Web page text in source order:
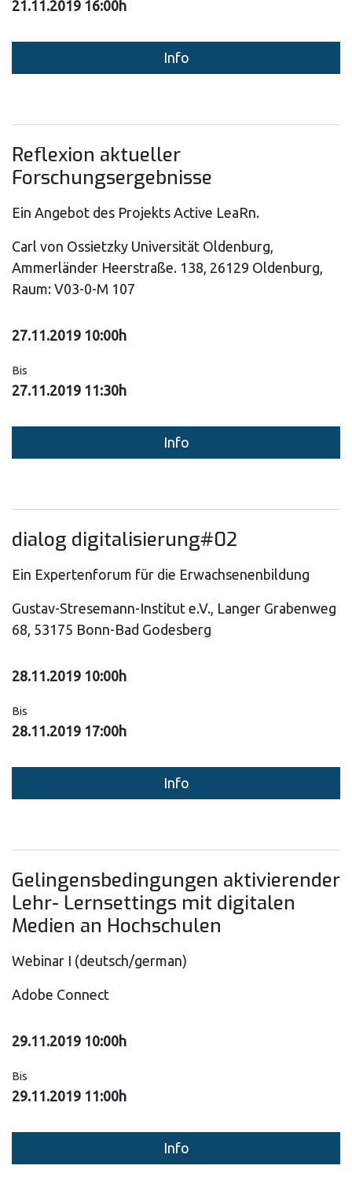
21.11.2019 16:00h
Info
Reflexion aktueller
Forschungsergebnisse
Ein Angebot des Projekts Active LeaRn.
Carl von Ossietzky Universität Oldenburg,
Ammerländer Heerstraße. 138, 26129 Oldenburg,
Raum: V03-0-M 107
27.11.2019 10:00h
Bis
27.11.2019 11:30h
Info
dialog digitalisierung#02
Ein Expertenforum für die Erwachsenenbildung
Gustav-Stresemann-Institut e.V., Langer Grabenweg
68, 53175 Bonn-Bad Godesberg
28.11.2019 10:00h
Bis
28.11.2019 17:00h
Info
Gelingensbedingungen aktivierender
Lehr- Lernsettings mit digitalen
Medien an Hochschulen
Webinar I (deutsch/german)
Adobe Connect
29.11.2019 10:00h
Bis
29.11.2019 11:00h
Info